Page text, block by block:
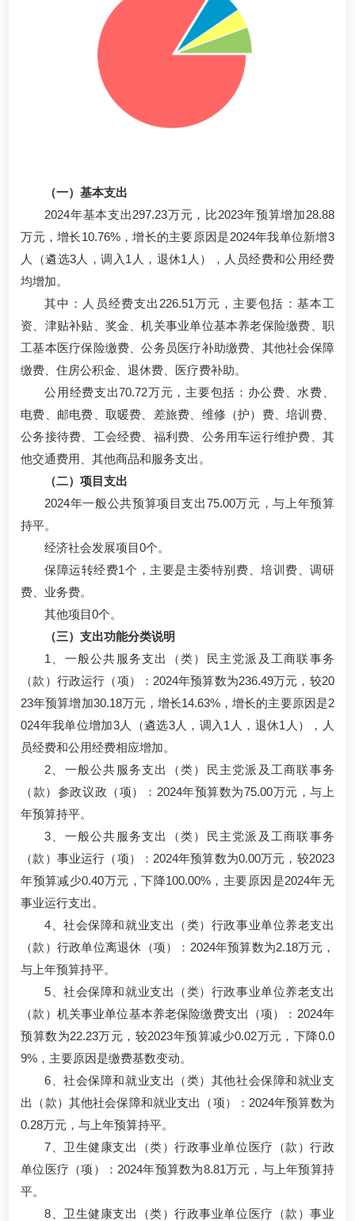
（一）基本支出
2024年基本支出297.23万元，比2023年预算增加28.88
万元，增长10.76%，增长的主要原因是2024年我单位新增3
人（遴选3人，调入1人，退休1人），人员经费和公用经费
均增加。
其中：人员经费支出226.51万元，主要包括：基本工
资、津贴补贴、奖金、机关事业单位基本养老保险缴费、职
工基本医疗保险缴费、公务员医疗补助缴费、其他社会保障
缴费、住房公积金、退休费、医疗费补助。
公用经费支出70.72万元，主要包括：办公费、水费、
电费、邮电费、取暖费、差旅费、维修（护）费、培训费、
公务接待费、工会经费、福利费、公务用车运行维护费、其
他交通费用、其他商品和服务支出。
（二）项目支出
2024年一般公共预算项目支出75.00万元，与上年预算
持平。
经济社会发展项目0个。
保障运转经费1个，主要是主委特别费、培训费、调研
费、业务费。
其他项目0个。
（三）支出功能分类说明
1、一般公共服务支出（类）民主党派及工商联事务
（款）行政运行（项）：2024年预算数为236.49万元，较20
23年预算增加30.18万元，增长14.63%，增长的主要原因是2
024年我单位增加3人（遴选3人，调入1人，退休1人），人
员经费和公用经费相应增加。
2、一般公共服务支出（类）民主党派及工商联事务
（款）参政议政（项）：2024年预算数为75.00万元，与上
年预算持平。
3、一般公共服务支出（类）民主党派及工商联事务
（款）事业运行（项）：2024年预算数为0.00万元，较2023
年预算减少0.40万元，下降100.00%，主要原因是2024年无
事业运行支出。
4、社会保障和就业支出（类）行政事业单位养老支出
（款）行政单位离退休（项）：2024年预算数为2.18万元，
与上年预算持平。
5、社会保障和就业支出（类）行政事业单位养老支出
（款）机关事业单位基本养老保险缴费支出（项）：2024年
预算数为22.23万元，较2023年预算减少0.02万元，下降0.0
9%，主要原因是缴费基数变动。
6、社会保障和就业支出（类）其他社会保障和就业支
出（款）其他社会保障和就业支出（项）：2024年预算数为
0.28万元，与上年预算持平。
7、卫生健康支出（类）行政事业单位医疗（款）行政
单位医疗（项）：2024年预算数为8.81万元，与上年预算持
平。
8、卫生健康支出（类）行政事业单位医疗（款）事业